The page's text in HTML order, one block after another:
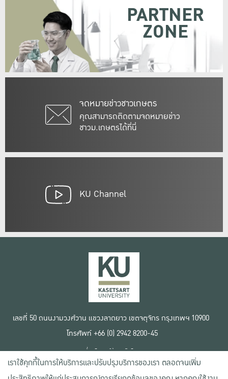
จดหมายข่าวชาวเกษตร
คุณสามารถติดตามจดหมายข่าว
ชาวม.เกษตรได้ที่นี่
PARTNER
ZONE
KU Channel
เลขที่ 50 ถนนงามวงศ์วาน แขวงลาดยาว เขตจตุจักร กรุงเทพฯ 10900
โทรศัพท์ +66 (0) 2942 8200-45
เงื่อนไขการใช้งานเว็บไซต์
ข้อตกลงด้านสิทธิ์ใช้งาน
นโยบายความเป็นส่วนตัว
เราใช้คุกกี้ในการให้บริการและปรับปรุงบริการของเรา ตลอดจนเพิ่ม